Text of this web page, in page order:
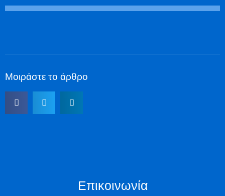
Μοιράστε το άρθρο
Επικοινωνία